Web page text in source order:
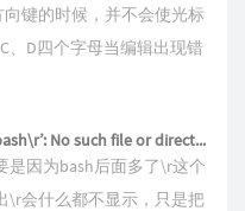
键的时候，并不会使光标
、D四个字母当编辑出现错
No such file or directory
是因为bash后面多了\r这个
\r会什么都不显示，只是把